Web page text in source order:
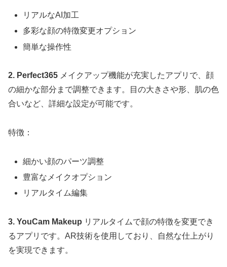
リアルなAI加工
多彩な顔の特徴変更オプション
簡単な操作性
2. Perfect365 メイクアップ機能が充実したアプリで、顔
の細かな部分まで調整できます。目の大きさや形、肌の色
合いなど、詳細な設定が可能です。
特徴：
細かい顔のパーツ調整
豊富なメイクオプション
リアルタイム編集
3. YouCam Makeup リアルタイムで顔の特徴を変更でき
るアプリです。AR技術を使用しており、自然な仕上がり
を実現できます。